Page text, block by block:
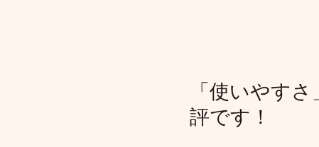
「使いやす
評です！